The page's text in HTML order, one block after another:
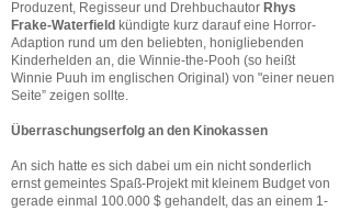
Produzent, Regisseur und Drehbuchautor Rhys
Frake-Waterfield kündigte kurz darauf eine Horror-
Adaption rund um den beliebten, honigliebenden
Kinderhelden an, die Winnie-the-Pooh (so heißt
Winnie Puuh im englischen Original) von "einer neuen
Seite” zeigen sollte.
Überraschungserfolg an den Kinokassen
An sich hatte es sich dabei um ein nicht sonderlich
ernst gemeintes Spaß-Projekt mit kleinem Budget von
gerade einmal 100.000 $ gehandelt, das an einem 1-